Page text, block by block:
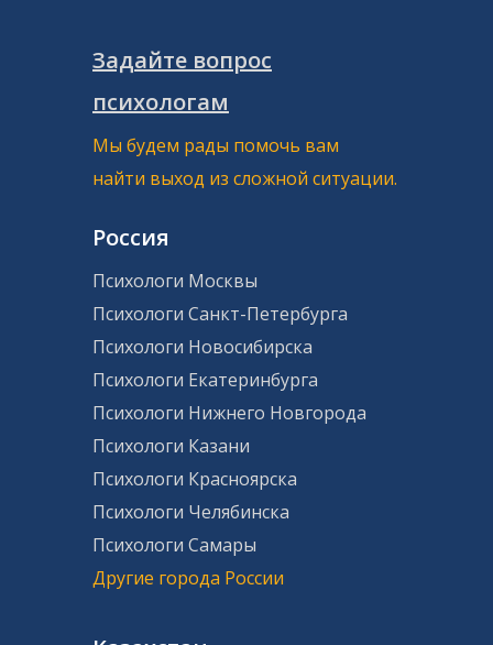
Задайте вопрос
психологам
Мы будем рады помочь вам
найти выход из сложной ситуации.
Россия
Психологи Москвы
Психологи Санкт-Петербурга
Психологи Новосибирска
Психологи Екатеринбурга
Психологи Нижнего Новгорода
Психологи Казани
Психологи Красноярска
Психологи Челябинска
Психологи Самары
Другие города России